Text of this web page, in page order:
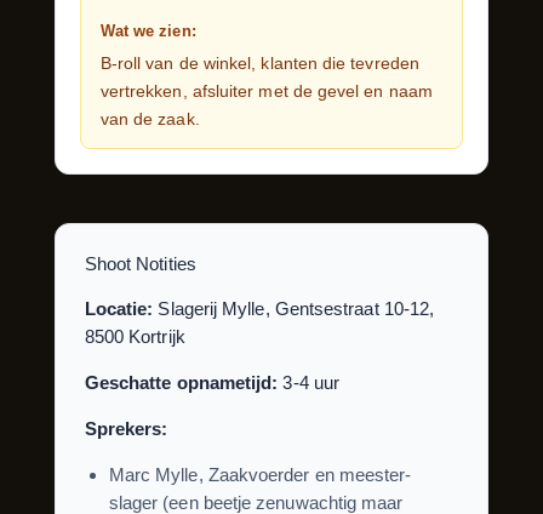
Wat we zien:
B-roll van de winkel, klanten die tevreden
vertrekken, afsluiter met de gevel en naam
van de zaak.
Shoot Notities
Locatie: Slagerij Mylle, Gentsestraat 10-12,
8500 Kortrijk
Geschatte opnametijd: 3-4 uur
Sprekers:
Marc Mylle, Zaakvoerder en meester-
slager (een beetje zenuwachtig maar